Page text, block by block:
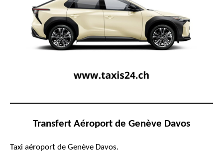
Transfert Aéroport de Genève Davos
Taxi aéroport de Genève Davos.